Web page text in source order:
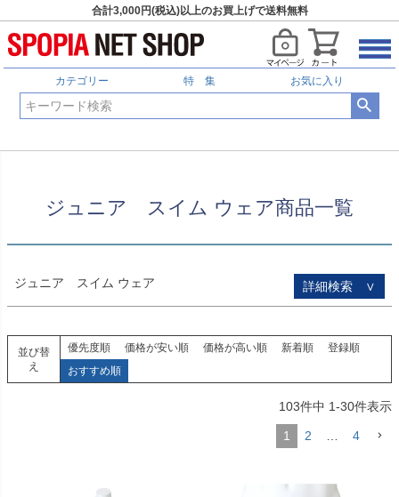
合計3,000円(税込)以上のお買上げで送料無料
カテゴリー 特 集 お気に入り
HOME ジュニア スイム ウェア商品一覧
ジュニア スイム ウェア商品一覧
ジュニア スイム ウェア 詳細検索 ∨
予約商品
予約商品のみを表示
並び順
新着順
登録順
キーワードヒット順
検索
並び替
え
優先度順 価格が安い順 価格が高い順 新着順
登録順
おすすめ順
103件中 1-30件表示
1 2 4